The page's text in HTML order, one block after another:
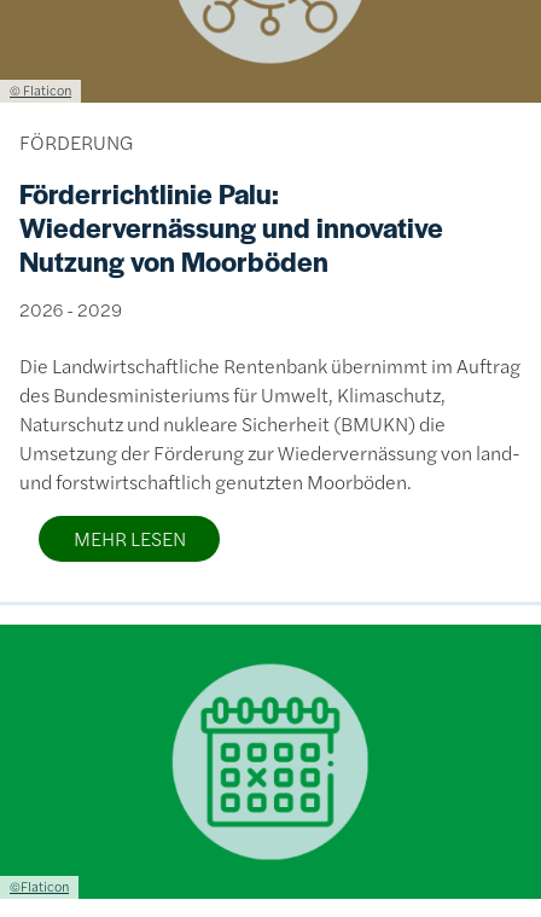
Lizenzinformationen einschließlich Urheberrecht
© Flaticon
FÖRDERUNG
Förderrichtlinie Palu:
Wiedervernässung und innovative
Nutzung von Moorböden
2026 - 2029
Die Landwirtschaftliche Rentenbank übernimmt im Auftrag
des Bundesministeriums für Umwelt, Klimaschutz,
Naturschutz und nukleare Sicherheit (BMUKN) die
Umsetzung der Förderung zur Wiedervernässung von land-
und forstwirtschaftlich genutzten Moorböden.
MEHR LESEN
Lizenzinformationen einschließlich Urheberrecht
©Flaticon